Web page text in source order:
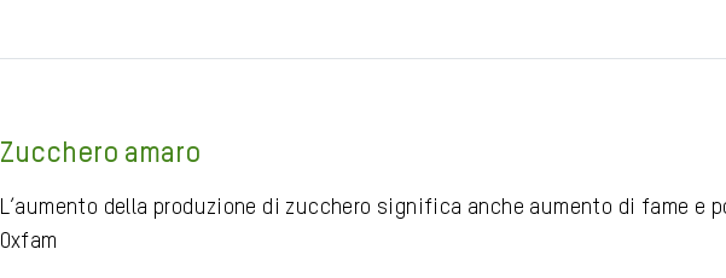
Zucchero amaro
L’aumento della produzione di zucchero significa anche aumento di fame e
Oxfam